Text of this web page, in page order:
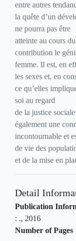
entre autres
la quête d’un
ne pourra pas être
atteinte au cours
contribution le
femme. Il est, en
les sexes et, en
ce qu’elles
soi au regard
de la justice
également une
incontournable et
de vie des
et de la mise en
Detail
Publication
: ., 2016
Number of Pages